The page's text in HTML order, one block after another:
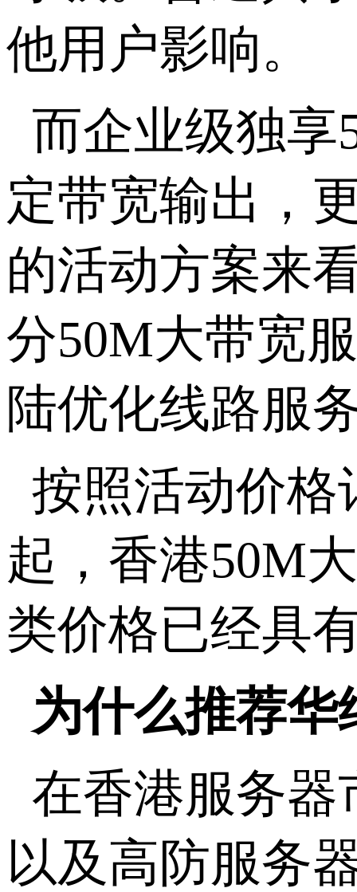
他用户影响。
而企业级独享
定带宽输出，
的活动方案来
分50M大带宽
陆优化线路服
按照活动价格
起，香港50M
类价格已经具
为什么推荐
在香港服务器
以及高防服务